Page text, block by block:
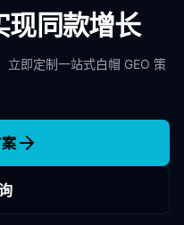
现同款增长
立即定制一站式白帽 GEO 策